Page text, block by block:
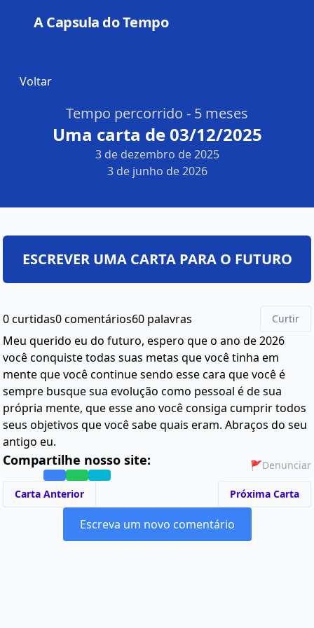
A Capsula do Tempo
Voltar
Tempo percorrido - 5 meses
Uma carta de 03/12/2025
3 de dezembro de 2025
3 de junho de 2026
0 curtidas0 comentários60 palavras Curtir
Meu querido eu do futuro, espero que o ano de 2026
você conquiste todas suas metas que você tinha em
mente que você continue sendo esse cara que você é
sempre busque sua evolução como pessoal é de sua
própria mente, que esse ano você consiga cumprir todos
seus objetivos que você sabe quais eram. Abraços do seu
antigo eu.
Compartilhe nosso site: 🚩Denunciar
Carta Anterior Próxima Carta
Escreva um novo comentário
ESCREVER UMA CARTA PARA O FUTURO